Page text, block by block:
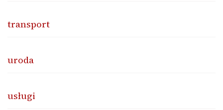
transport
uroda
usługi